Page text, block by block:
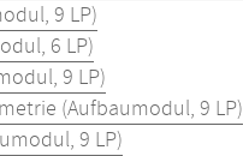
9 LP)
6 LP)
9 LP)
(Aufbaumodul, 9 LP)
9 LP)